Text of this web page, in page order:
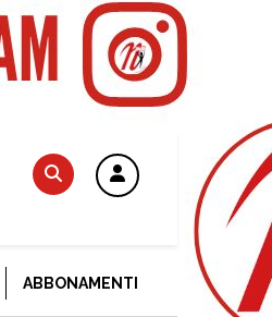
ABBONAMENTI